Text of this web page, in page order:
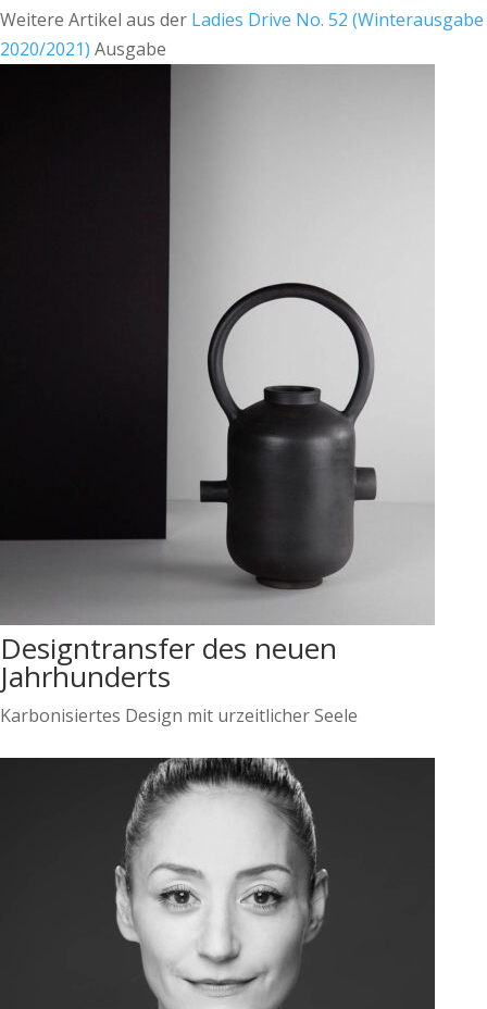
Weitere Artikel aus der Ladies Drive No. 52 (Winterausgabe
2020/2021) Ausgabe
Designtransfer des neuen
Jahrhunderts
Karbonisiertes Design mit urzeitlicher Seele